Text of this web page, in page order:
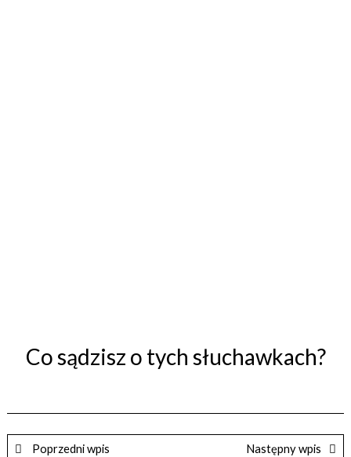
Co sądzisz o tych słuchawkach?
Poprzedni wpis Następny wpis